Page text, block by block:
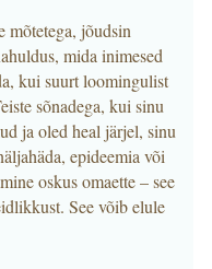
mõtetega, jõudsin
mida inimesed
kui suurt loomingulist
sõnadega, kui sinu
ja oled heal järjel, sinu
epideemia või
oskus omaette – see
See võib elule